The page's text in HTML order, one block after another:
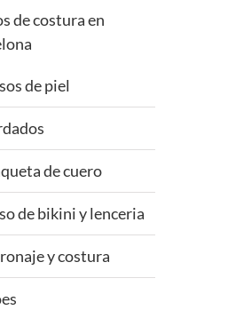
de costura en
de piel
de cuero
de bikini y lenceria
y costura